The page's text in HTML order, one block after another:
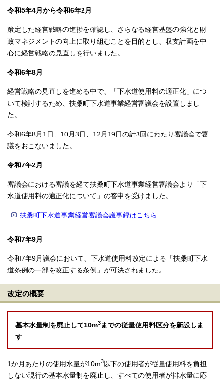
令和5年4月から令和6年2月
策定した経営戦略の進捗を確認し、さらなる経営基盤の強化と財
政マネジメントの向上に取り組むことを目的とし、収支計画を中
心に経営戦略の見直しを行いました。
令和6年8月
経営戦略の見直しを進める中で、「下水道使用料の適正化」につ
いて検討するため、扶桑町下水道事業経営審議会を設置しまし
た。
令和6年8月1日、10月3日、12月19日の計3回にわたり審議会で審
議をおこないました。
令和7年2月
審議会における審議を経て扶桑町下水道事業経営審議会より「下
水道使用料の適正化について」の答申を受けました。
扶桑町下水道事業経営審議会議事録はこちら
令和7年9月
令和7年9月議会において、下水道使用料改定による「扶桑町下水
道条例の一部を改正する条例」が可決されました。
改定の概要
基本水量制を廃止して10m3 までの従量使用料区分を新設しま
す
1か月あたりの使用水量が10m3以下の使用者が従量使用料を負担
しない現行の基本水量制を廃止し、すべての使用者が排水量に応